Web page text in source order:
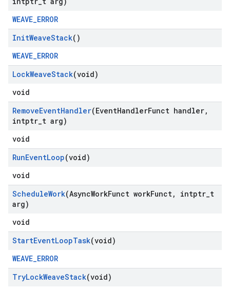
WEAVE_ERROR
InitWeaveStack()
WEAVE_ERROR
LockWeaveStack(void)
void
RemoveEventHandler(EventHandlerFunct handler,
intptr t arg)
void
RunEventLoop(void)
void
ScheduleWork(AsyncWorkFunct workFunct, intptr t
arg)
void
StartEventLoopTask(void)
WEAVE_ERROR
TryLockWeaveStack(void)